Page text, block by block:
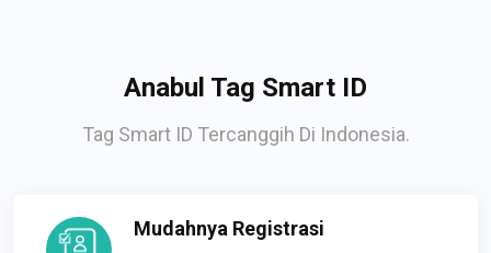
Anabul Tag Smart ID
Tag Smart ID Tercanggih Di Indonesia.
Mudahnya Registrasi